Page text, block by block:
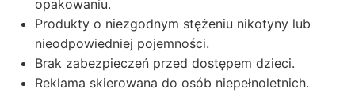
opakowaniu.
Produkty o niezgodnym stężeniu nikotyny lub
nieodpowiedniej pojemności.
Brak zabezpieczeń przed dostępem dzieci.
Reklama skierowana do osób niepełnoletnich.